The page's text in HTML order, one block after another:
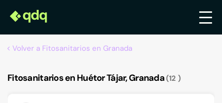
Volver a Fitosanitarios en Granada
Fitosanitarios en Huétor Tájar, Granada 12